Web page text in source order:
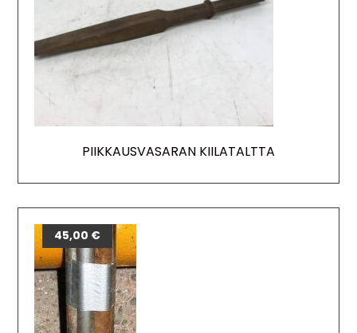
PIIKKAUSVASARAN KIILATALTTA
45,00 €